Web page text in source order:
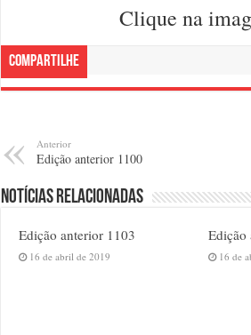
Clique na
Compartilhe
Anterior
Edição anterior 1100
Notícias relacionadas
Edição anterior 1103
16 de abril de 2019
Edição
16 de